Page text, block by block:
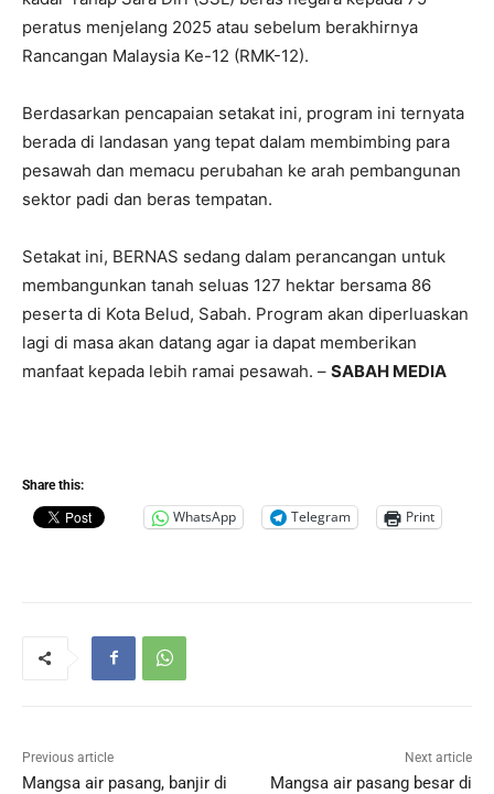
peratus menjelang 2025 atau sebelum berakhirnya
Rancangan Malaysia Ke-12 (RMK-12).
Berdasarkan pencapaian setakat ini, program ini ternyata
berada di landasan yang tepat dalam membimbing para
pesawah dan memacu perubahan ke arah pembangunan
sektor padi dan beras tempatan.
Setakat ini, BERNAS sedang dalam perancangan untuk
membangunkan tanah seluas 127 hektar bersama 86
peserta di Kota Belud, Sabah. Program akan diperluaskan
lagi di masa akan datang agar ia dapat memberikan
manfaat kepada lebih ramai pesawah. – SABAH MEDIA
Share this:
WhatsApp Telegram Print
Previous article
Mangsa air pasang, banjir di
Next article
Mangsa air pasang besar di